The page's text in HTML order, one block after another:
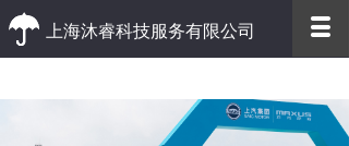
上海沐睿科技服务有限公司
优质的客户服务 高效的办事效率